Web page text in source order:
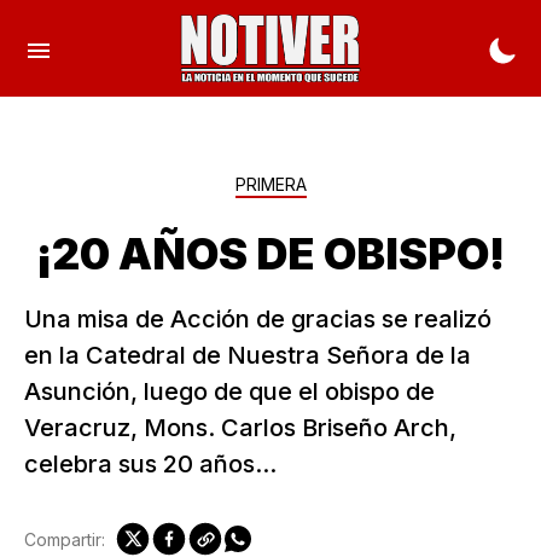
PRIMERA
¡20 AÑOS DE OBISPO!
Una misa de Acción de gracias se realizó
en la Catedral de Nuestra Señora de la
Asunción, luego de que el obispo de
Veracruz, Mons. Carlos Briseño Arch,
celebra sus 20 años...
Compartir: